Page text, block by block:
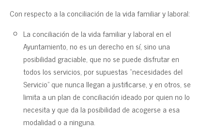
Con respecto a la conciliación de la vida familiar y laboral:
La conciliación de la vida familiar y laboral en el
Ayuntamiento, no es un derecho en sí, sino una
posibilidad graciable, que no se puede disfrutar en
todos los servicios, por supuestas “necesidades del
Servicio” que nunca llegan a justificarse, y en otros, se
limita a un plan de conciliación ideado por quien no lo
necesita y que da la posibilidad de acogerse a esa
modalidad o a ninguna.